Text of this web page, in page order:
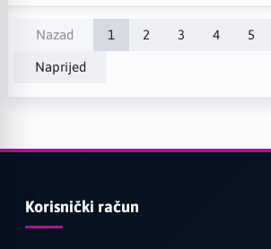
Nazad 1 2 3 4 5
Naprijed
Korisnički račun